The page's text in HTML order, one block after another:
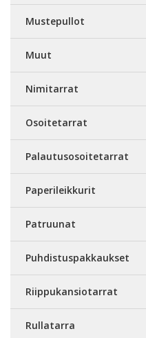
Mustepullot
Muut
Nimitarrat
Osoitetarrat
Palautusosoitetarrat
Paperileikkurit
Patruunat
Puhdistuspakkaukset
Riippukansiotarrat
Rullatarra